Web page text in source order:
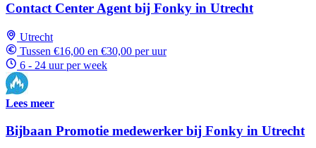
Contact Center Agent bij Fonky in Utrecht
Utrecht
Tussen €16,00 en €30,00 per uur
6 - 24 uur per week
Lees meer
Bijbaan Promotie medewerker bij Fonky in Utrecht